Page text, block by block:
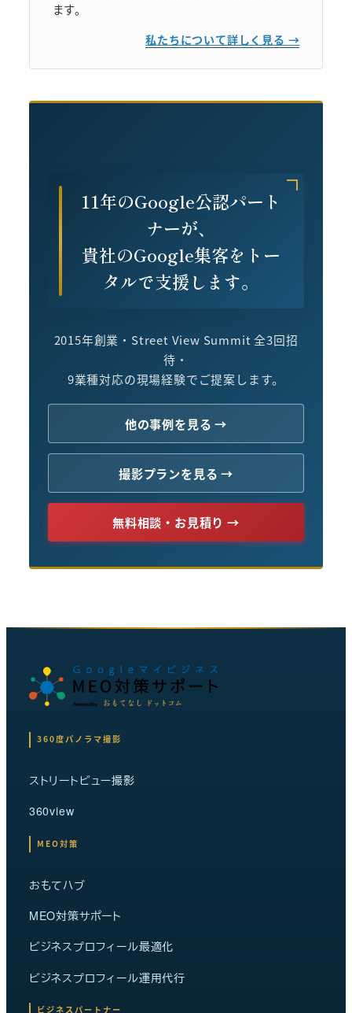
ます。
私たちについて詳しく見る →
11年のGoogle公認パート
ナーが、
貴社のGoogle集客をトー
タルで支援します。
2015年創業・Street View Summit 全3回招
待・
9業種対応の現場経験でご提案します。
他の事例を見る →
撮影プランを見る →
無料相談・お見積り →
360度パノラマ撮影
ストリートビュー撮影
360view
MEO対策
おもてハブ
MEO対策サポート
ビジネスプロフィール最適化
ビジネスプロフィール運用代行
ビジネスパートナー